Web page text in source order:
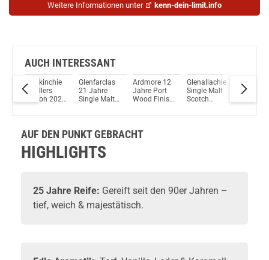
Weitere Informationen unter kenn-dein-limit.info
AUCH INTERESSANT
Glenkinchie
Distillers
Edition 2022
Vol. 700ml
Glenfarclas
21 Jahre
Single Malt
Ardmore 12
Jahre Port
Wood Finish
Glenallachie
Single Malt
Scotch
Cardhu
Jahre
AUF DEN PUNKT GEBRACHT
HIGHLIGHTS
25 Jahre Reife: Gereift seit den 90er Jahren –
tief, weich & majestätisch.